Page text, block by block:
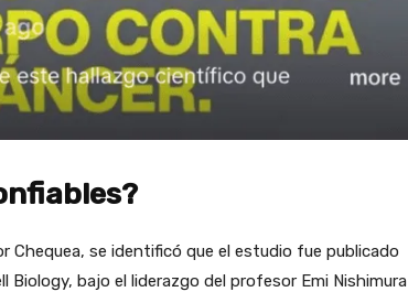
Chequea, se identificó que el estudio fue publicado
bajo el liderazgo del profesor Emi Nishimura